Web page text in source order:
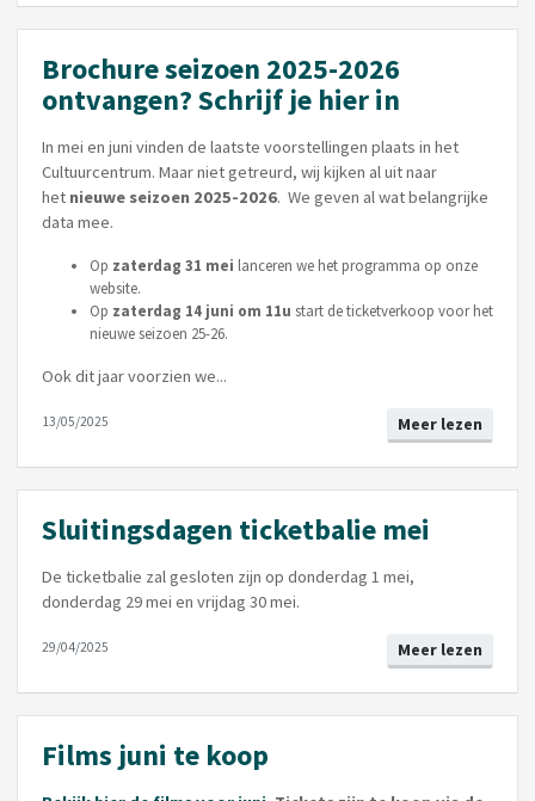
Brochure seizoen 2025-2026
ontvangen? Schrijf je hier in
In mei en juni vinden de laatste voorstellingen plaats in het
Cultuurcentrum. Maar niet getreurd, wij kijken al uit naar
het nieuwe seizoen 2025-2026. We geven al wat belangrijke
data mee.
Op zaterdag 31 mei lanceren we het programma op onze
website.
Op zaterdag 14 juni om 11u start de ticketverkoop voor het
nieuwe seizoen 25-26.
Ook dit jaar voorzien we...
Meer lezen
13/05/2025
Sluitingsdagen ticketbalie mei
De ticketbalie zal gesloten zijn op donderdag 1 mei,
donderdag 29 mei en vrijdag 30 mei.
Meer lezen
29/04/2025
Films juni te koop